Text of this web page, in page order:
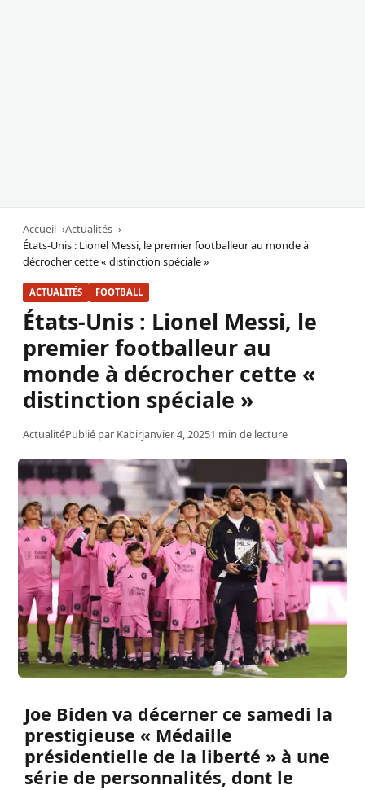
Accueil
Actualités
États-Unis : Lionel Messi, le premier footballeur au monde à
décrocher cette « distinction spéciale »
ACTUALITÉS FOOTBALL
États-Unis : Lionel Messi, le
premier footballeur au
monde à décrocher cette «
distinction spéciale »
ActualitéPublié par Kabirjanvier 4, 20251 min de lecture
Joe Biden va décerner ce samedi la
prestigieuse « Médaille
présidentielle de la liberté » à une
série de personnalités, dont le